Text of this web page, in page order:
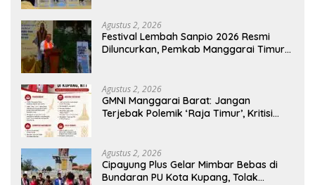
Agustus 2, 2026
Festival Lembah Sanpio 2026 Resmi
Diluncurkan, Pemkab Manggarai Timur
Agustus 2, 2026
GMNI Manggarai Barat: Jangan
Terjebak Polemik ‘Raja Timur’, Kritisi
Agustus 2, 2026
Cipayung Plus Gelar Mimbar Bebas di
Bundaran PU Kota Kupang, Tolak